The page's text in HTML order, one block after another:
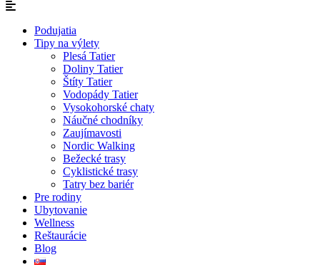
Podujatia
Tipy na výlety
Plesá Tatier
Doliny Tatier
Štíty Tatier
Vodopády Tatier
Vysokohorské chaty
Náučné chodníky
Zaujímavosti
Nordic Walking
Bežecké trasy
Cyklistické trasy
Tatry bez bariér
Pre rodiny
Ubytovanie
Wellness
Reštaurácie
Blog